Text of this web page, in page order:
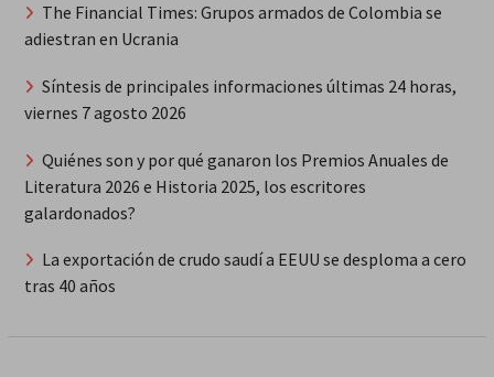
The Financial Times: Grupos armados de Colombia se
adiestran en Ucrania
Síntesis de principales informaciones últimas 24 horas,
viernes 7 agosto 2026
Quiénes son y por qué ganaron los Premios Anuales de
Literatura 2026 e Historia 2025, los escritores
galardonados?
La exportación de crudo saudí a EEUU se desploma a cero
tras 40 años